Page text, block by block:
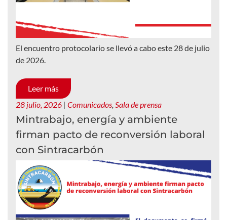
El encuentro protocolario se llevó a cabo este 28 de julio
de 2026.
Leer más
28 julio, 2026 | Comunicados, Sala de prensa
Mintrabajo, energía y ambiente
firman pacto de reconversión laboral
con Sintracarbón